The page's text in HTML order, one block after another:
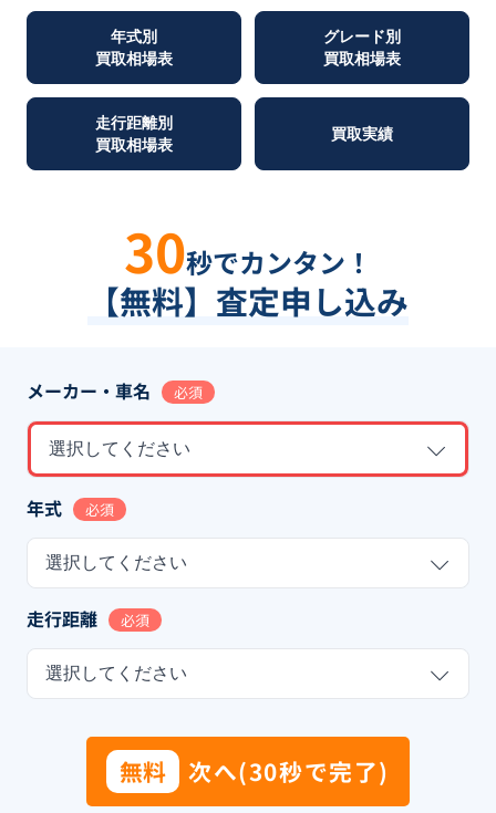
年式別
買取相場表
グレード別
買取相場表
走行距離別
買取相場表
買取実績
30秒でカンタン！
【無料】査定申し込み
メーカー・車名 必須
選択してください
年式 必須
選択してください
走行距離 必須
選択してください
無料 次へ(30秒で完了)